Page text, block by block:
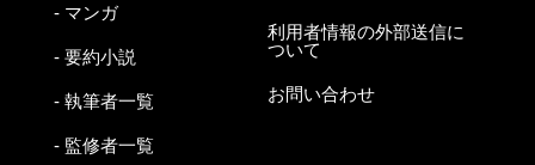
- マンガ
- 要約小説
- 執筆者一覧
- 監修者一覧
利用者情報の外部送信に
ついて
お問い合わせ